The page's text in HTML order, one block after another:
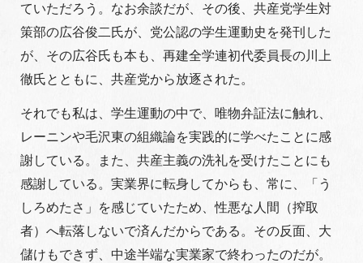
ていただろう。なお余談だが、その後、共産党学生対
策部の広谷俊二氏が、党公認の学生運動史を発刊した
が、その広谷氏も本も、再建全学連初代委員長の川上
徹氏とともに、共産党から放逐された。
それでも私は、学生運動の中で、唯物弁証法に触れ、
レーニンや毛沢東の組織論を実践的に学べたことに感
謝している。また、共産主義の洗礼を受けたことにも
感謝している。実業界に転身してからも、常に、「う
しろめたさ」を感じていたため、性悪な人間（搾取
者）へ転落しないで済んだからである。その反面、大
儲けもできず、中途半端な実業家で終わったのだが。